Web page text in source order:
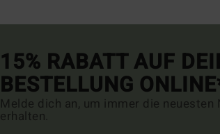
15% RABATT AUF
BESTELLUNG
Melde dich an, um immer die
erhalten.